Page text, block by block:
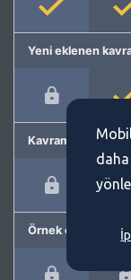
Yeni eklenen
Kavram önerme
Örnek cümleler